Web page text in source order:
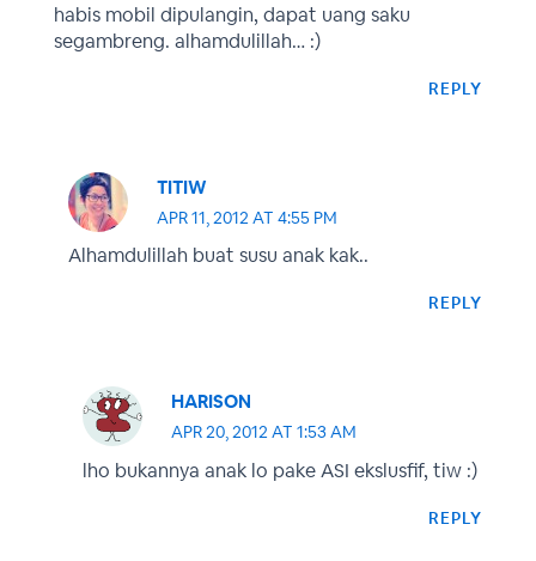
habis mobil dipulangin, dapat uang saku
segambreng. alhamdulillah… :)
REPLY
TITIW
APR 11, 2012 AT 4:55 PM
Alhamdulillah buat susu anak kak..
REPLY
HARISON
APR 20, 2012 AT 1:53 AM
lho bukannya anak lo pake ASI ekslusfif, tiw :)
REPLY